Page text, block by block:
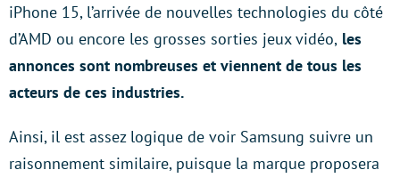
iPhone 15, l’arrivée de nouvelles technologies du côté
d’AMD ou encore les grosses sorties jeux vidéo, les
annonces sont nombreuses et viennent de tous les
acteurs de ces industries.
Ainsi, il est assez logique de voir Samsung suivre un
raisonnement similaire, puisque la marque proposera